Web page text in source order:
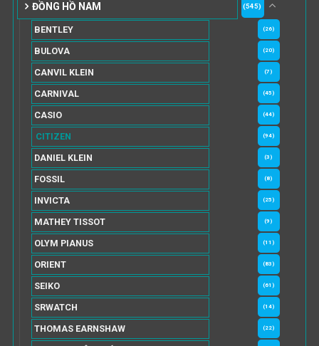
ĐỒNG HỒ NAM (545)
BENTLEY (26)
BULOVA (20)
CANVIL KLEIN (7)
CARNIVAL (45)
CASIO (44)
CITIZEN (94)
DANIEL KLEIN (3)
FOSSIL (8)
INVICTA (25)
MATHEY TISSOT (9)
OLYM PIANUS (11)
ORIENT (83)
SEIKO (61)
SRWATCH (14)
THOMAS EARNSHAW (22)